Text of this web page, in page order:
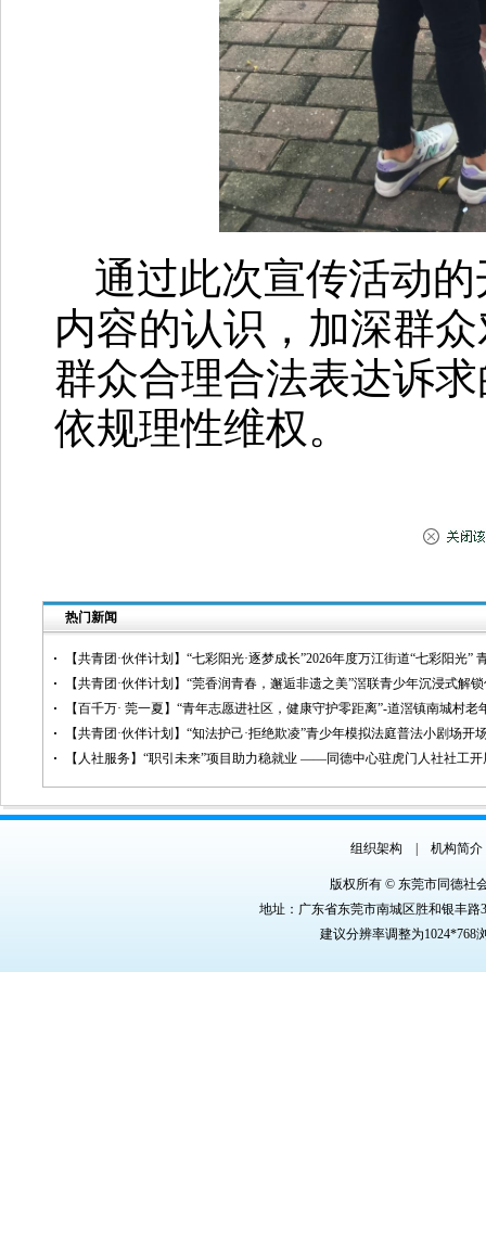
通过此次宣传活动
内容的认识，加深群
群众合理合法表达诉
依规理性维权。
热门新闻
【共青团·伙伴计划】“七彩阳光·逐梦成长”2026年度万江街道“七彩阳光”
【共青团·伙伴计划】“莞香润青春，邂逅非遗之美”滘联青少年沉浸式解
【百千万· 莞一夏】“青年志愿进社区，健康守护零距离”-道滘镇南城村
【共青团·伙伴计划】“知法护己·拒绝欺凌”青少年模拟法庭普法小剧场开
【人社服务】“职引未来”项目助力稳就业 ——同德中心驻虎门人社社工
组织架构 机构简介
版权所有 © 东莞市同德社
地址：广东省东莞市南城区胜和银丰路
建议分辨率调整为1024*768